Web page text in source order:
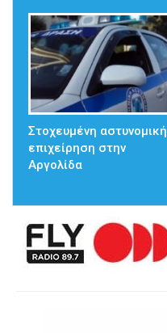
Στοχευμένη αστυνομική
επιχείρηση στην
Αργολίδα